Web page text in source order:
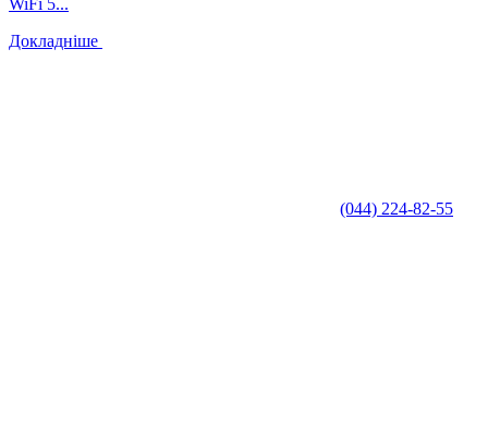
WiFi 5...
Докладніше
(044) 224-82-55